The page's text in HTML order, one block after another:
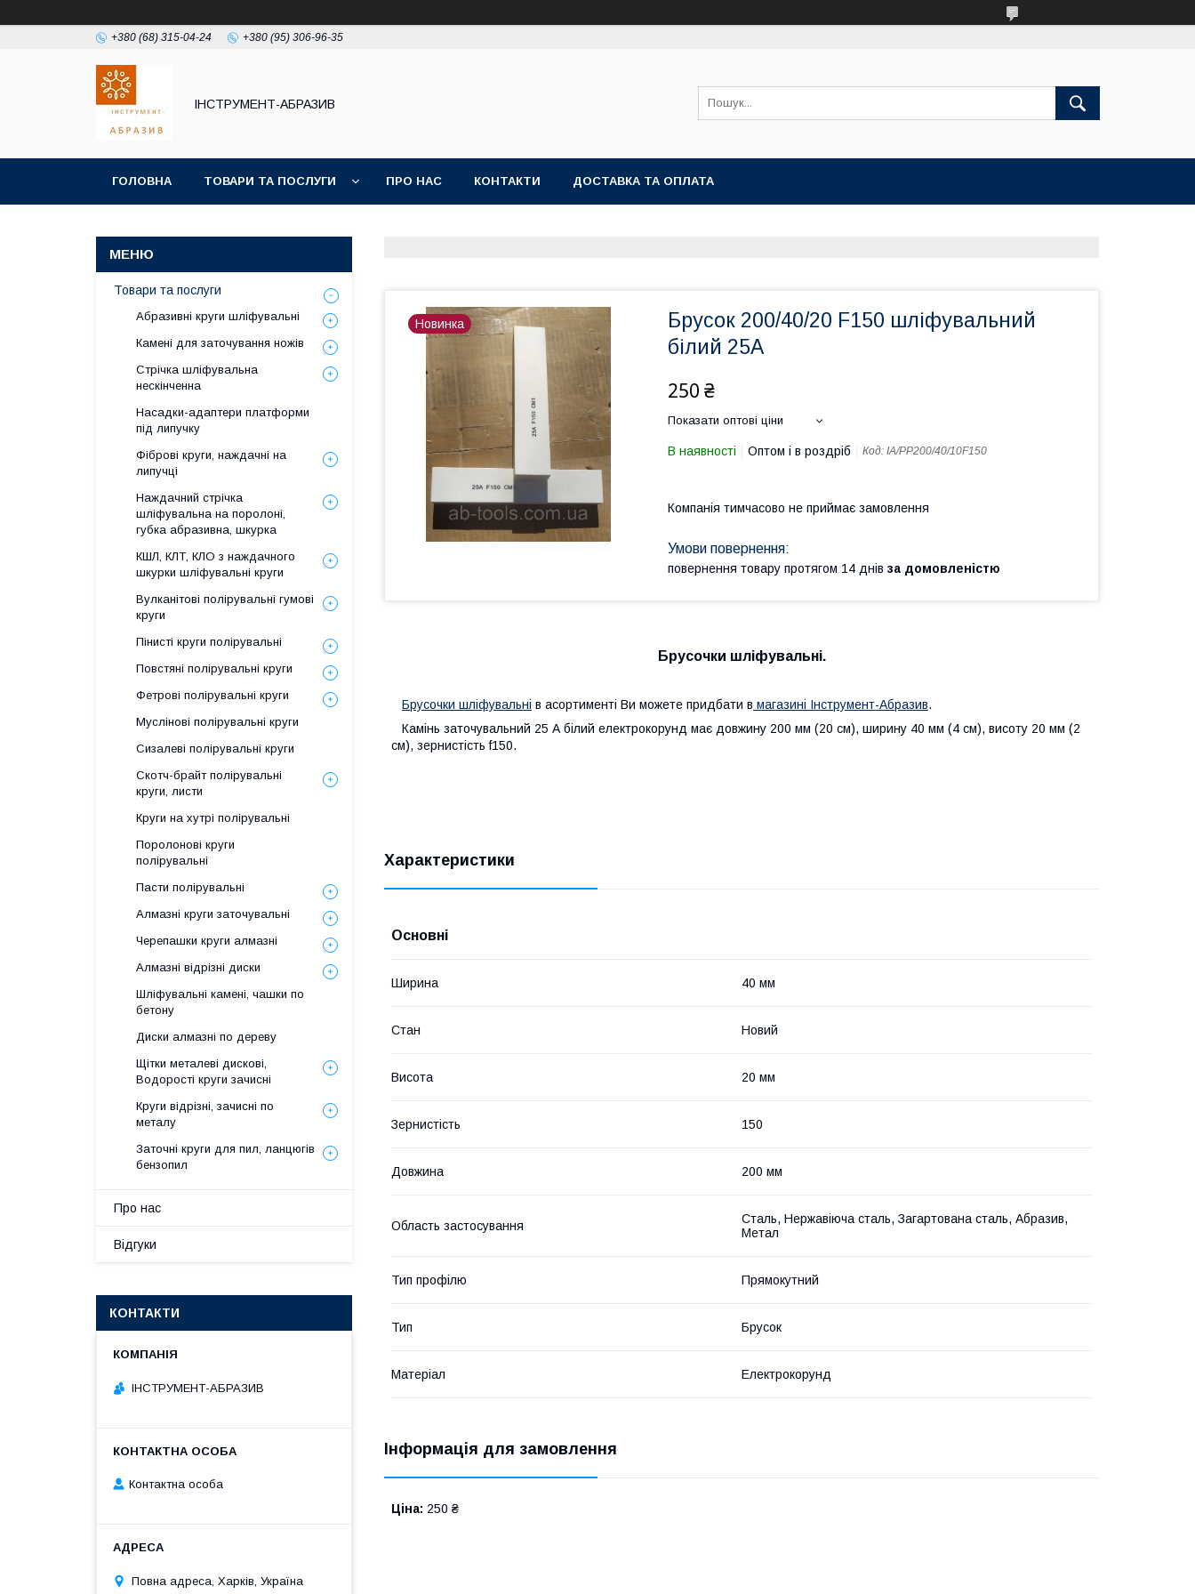
+380 (68) 315-04-24 +380 (95) 306-96-35
ІНСТРУМЕНТ-АБРАЗИВ
ГОЛОВНА ТОВАРИ ТА ПОСЛУГИ ПРО НАС КОНТАКТИ ДОСТАВКА ТА ОПЛАТА
Новинка
Брусок 200/40/20 F150 шліфувальний
білий 25А
250 ₴
Показати оптові ціни
В наявності Оптом і в роздріб Код: IA/PP200/40/10F150
Компанія тимчасово не приймає замовлення
повернення товару протягом 14 днів за домовленістю
Брусочки шліфувальні.
Брусочки шліфувальні в асортименті Ви можете придбати в магазині Інструмент-Абразив.
Камінь заточувальний 25 А білий електрокорунд має довжину 200 мм (20 см), ширину 40 мм (4 см), висоту 20 мм (2
см), зернистість f150.
Характеристики
Основні
Ширина 40 мм
Стан Новий
Висота 20 мм
Зернистість 150
Довжина 200 мм
Область застосування
Сталь, Нержавіюча сталь, Загартована сталь, Абразив,
Метал
Тип профілю Прямокутний
Тип Брусок
Матеріал Електрокорунд
Інформація для замовлення
Ціна: 250 ₴
Товари та послуги
Абразивні круги шліфувальні
Камені для заточування ножів
Стрічка шліфувальна
нескінченна
Насадки-адаптери платформи
під липучку
Фіброві круги, наждачні на
липучці
Наждачний стрічка
шліфувальна на поролоні,
губка абразивна, шкурка
КШЛ, КЛТ, КЛО з наждачного
шкурки шліфувальні круги
Вулканітові полірувальні гумові
круги
Пінисті круги полірувальні
Повстяні полірувальні круги
Фетрові полірувальні круги
Муслінові полірувальні круги
Сизалеві полірувальні круги
Скотч-брайт полірувальні
круги, листи
Круги на хутрі полірувальні
Поролонові круги
полірувальні
Пасти полірувальні
Алмазні круги заточувальні
Черепашки круги алмазні
Алмазні відрізні диски
Шліфувальні камені, чашки по
бетону
Диски алмазні по дереву
Щітки металеві дискові,
Водорості круги зачисні
Круги відрізні, зачисні по
металу
Заточні круги для пил, ланцюгів
бензопил
Про нас
Відгуки
КОНТАКТИ
ІНСТРУМЕНТ-АБРАЗИВ
Контактна особа
Повна адреса, Харків, Україна